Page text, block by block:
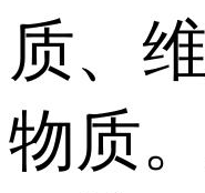
质、
物质